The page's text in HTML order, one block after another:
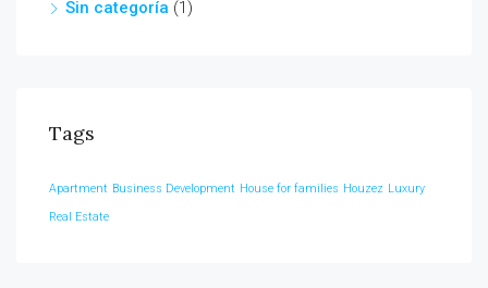
Sin categoría (1)
Tags
Apartment Business Development House for families Houzez Luxury
Real Estate